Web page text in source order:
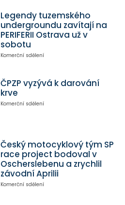
Legendy tuzemského
undergroundu zavítají na
PERIFERII Ostrava už v
sobotu
Komerční sdělení
ČPZP vyzývá k darování
krve
Komerční sdělení
Český motocyklový tým SP
race project bodoval v
Oscherslebenu a zrychlil
závodní Aprilii
Komerční sdělení